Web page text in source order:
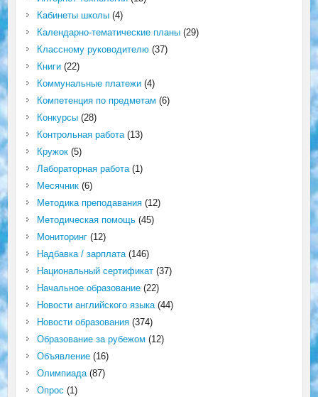
Кабинеты школы(4)
Календарно-тематические планы(29)
Классному руководителю(37)
Книги(22)
Коммунальные платежи(4)
Компетенция по предметам (6)
Конкурсы(28)
Контрольная работа(13)
Кружок(5)
Лабораторная работа(1)
Месячник(6)
Методика преподавания(12)
Методическая помощь(45)
Мониторинг(12)
Надбавка / зарплата(146)
Национальный сертификат(37)
Начальное образование(22)
Новости английского языка(44)
Новости образования(374)
Образование за рубежом (12)
Объявление(16)
Олимпиада(87)
Опрос (1)